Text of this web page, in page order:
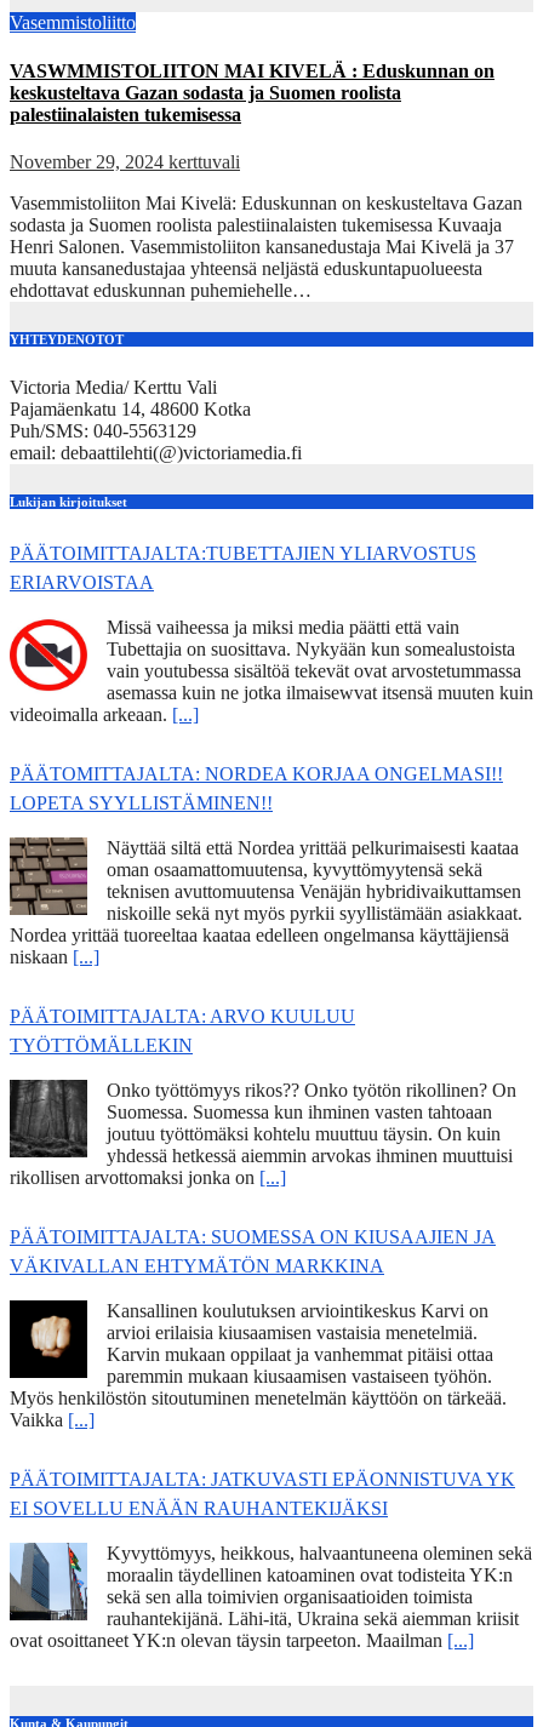
Vasemmistoliitto
VASWMMISTOLIITON MAI KIVELÄ : Eduskunnan on
keskusteltava Gazan sodasta ja Suomen roolista
palestiinalaisten tukemisessa
November 29, 2024 kerttuvali
Vasemmistoliiton Mai Kivelä: Eduskunnan on keskusteltava Gazan
sodasta ja Suomen roolista palestiinalaisten tukemisessa Kuvaaja
Henri Salonen. Vasemmistoliiton kansanedustaja Mai Kivelä ja 37
muuta kansanedustajaa yhteensä neljästä eduskuntapuolueesta
ehdottavat eduskunnan puhemiehelle…
YHTEYDENOTOT
Victoria Media/ Kerttu Vali
Pajamäenkatu 14, 48600 Kotka
Puh/SMS: 040-5563129
email: debaattilehti(@)victoriamedia.fi
Lukijan kirjoitukset
PÄÄTOIMITTAJALTA:TUBETTAJIEN YLIARVOSTUS
ERIARVOISTAA
Missä vaiheessa ja miksi media päätti että vain
Tubettajia on suosittava. Nykyään kun somealustoista
vain youtubessa sisältöä tekevät ovat arvostetummassa
asemassa kuin ne jotka ilmaisewvat itsensä muuten kuin
videoimalla arkeaan. [...]
PÄÄTOMITTAJALTA: NORDEA KORJAA ONGELMASI!!
LOPETA SYYLLISTÄMINEN!!
Näyttää siltä että Nordea yrittää pelkurimaisesti kaataa
oman osaamattomuutensa, kyvyttömyytensä sekä
teknisen avuttomuutensa Venäjän hybridivaikuttamsen
niskoille sekä nyt myös pyrkii syyllistämään asiakkaat.
Nordea yrittää tuoreeltaa kaataa edelleen ongelmansa käyttäjiensä
niskaan [...]
PÄÄTOIMITTAJALTA: ARVO KUULUU
TYÖTTÖMÄLLEKIN
Onko työttömyys rikos?? Onko työtön rikollinen? On
Suomessa. Suomessa kun ihminen vasten tahtoaan
joutuu työttömäksi kohtelu muuttuu täysin. On kuin
yhdessä hetkessä aiemmin arvokas ihminen muuttuisi
rikollisen arvottomaksi jonka on [...]
PÄÄTOIMITTAJALTA: SUOMESSA ON KIUSAAJIEN JA
VÄKIVALLAN EHTYMÄTÖN MARKKINA
Kansallinen koulutuksen arviointikeskus Karvi on
arvioi erilaisia kiusaamisen vastaisia menetelmiä.
Karvin mukaan oppilaat ja vanhemmat pitäisi ottaa
paremmin mukaan kiusaamisen vastaiseen työhön.
Myös henkilöstön sitoutuminen menetelmän käyttöön on tärkeää.
Vaikka [...]
PÄÄTOIMITTAJALTA: JATKUVASTI EPÄONNISTUVA YK
EI SOVELLU ENÄÄN RAUHANTEKIJÄKSI
Kyvyttömyys, heikkous, halvaantuneena oleminen sekä
moraalin täydellinen katoaminen ovat todisteita YK:n
sekä sen alla toimivien organisaatioiden toimista
rauhantekijänä. Lähi-itä, Ukraina sekä aiemman kriisit
ovat osoittaneet YK:n olevan täysin tarpeeton. Maailman [...]
Kunta & Kaupungit